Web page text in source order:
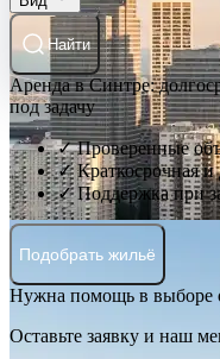
Найти
Аренда в Синтре:
под задачу
✓ Проверенные
✓ Краткосрочная и
✓ Поддержка при
Подобрать жильё
Нужна помощь в выборе
Оставьте заявку и наш